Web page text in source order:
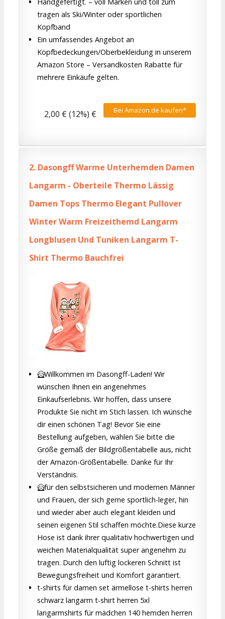
Handgefertigt. – voll Marken und toll zum
tragen als Ski/Winter oder sportlichen
Kopfband
Ein umfassendes Angebot an
Kopfbedeckungen/Oberbekleidung in unserem
Amazon Store – Versandkosten Rabatte für
mehrere Einkäufe gelten.
Bei Amazon.de kaufen*
2,00 € (12%) €
2. Dasongff Warme Unterhemden Damen
Langarm - Oberteile Thermo Lässig
Damen Tops Thermo Elegant Pullover
Winter Warm Freizeithemd Langarm
Longblusen Und Tuniken Langarm T-
Shirt Thermo Bauchfrei
🦸Willkommen im Dasongff-Laden! Wir
wünschen Ihnen ein angenehmes
Einkaufserlebnis. Wir hoffen, dass unsere
Produkte Sie nicht im Stich lassen. Ich wünsche
dir einen schönen Tag! Bevor Sie eine
Bestellung aufgeben, wählen Sie bitte die
Größe gemäß der Bildgrößentabelle aus, nicht
der Amazon-Größentabelle. Danke für Ihr
Verständnis.
🦸für den selbstsicheren und modernen Männer
und Frauen, der sich gerne sportlich-leger, hin
und wieder aber auch elegant kleiden und
seinen eigenen Stil schaffen möchte.Diese kurze
Hose ist dank ihrer qualitativ hochwertigen und
weichen Materialqualität super angenehm zu
tragen. Durch den luftig lockeren Schnitt ist
Bewegungsfreiheit und Komfort garantiert.
t-shirts für damen set ärmellose t-shirts herren
schwarz langarm t-shirt herren 5xl
langarmshirts für mädchen 140 hemden herren